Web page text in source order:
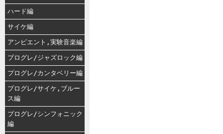
ハード編
サイケ編
アンビエント,実験音楽編
プログレ/ジャズロック編
プログレ/カンタベリー編
プログレ/サイケ,ブルー
ス編
プログレ/シンフォニック
編